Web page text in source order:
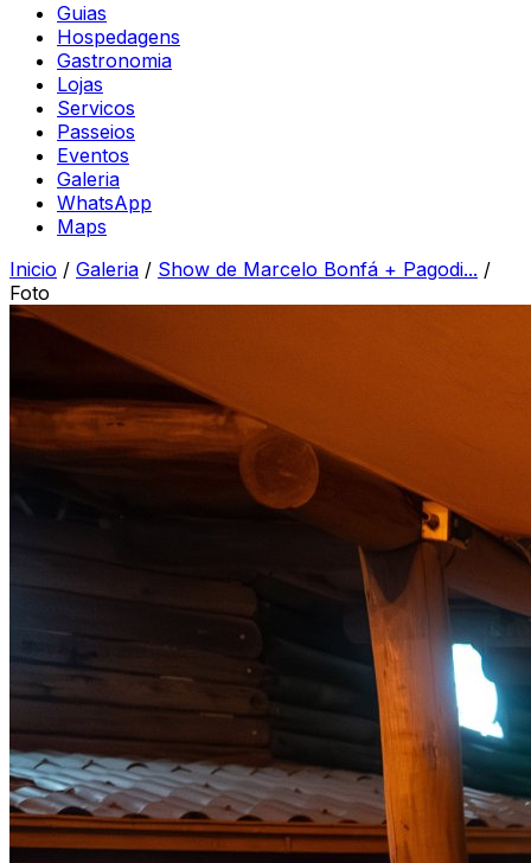
Guias
Hospedagens
Gastronomia
Lojas
Servicos
Passeios
Eventos
Galeria
WhatsApp
Maps
Inicio / Galeria / Show de Marcelo Bonfá + Pagodi... /
Foto